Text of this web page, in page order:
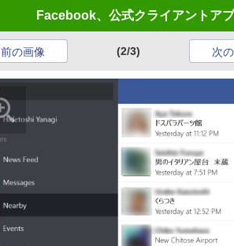
Facebook、公式クライアントア
前の画像 (2/3) 次